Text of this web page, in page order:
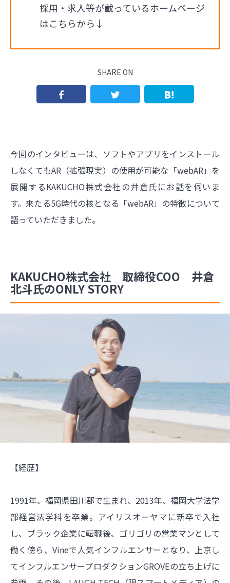
採用・求人等が載っているホームページ
はこちらから↓
SHARE ON
今回のインタビューは、ソフトやアプリをインストール
しなくてもAR（拡張現実）の使用が可能な「webAR」を
展開するKAKUCHO株式会社の井倉氏にお話を伺いま
す。来たる5G時代の核となる「webAR」の特徴について
語っていただきました。
KAKUCHO株式会社 取締役COO 井倉
北斗氏のONLY STORY
【経歴】
1991年、福岡県田川郡で生まれ、2013年、福岡大学法学
部経営法学科を卒業。アイリスオーヤマに新卒で入社
し、ブラック企業に転職後、ゴリゴリの営業マンとして
働く傍ら、Vineで人気インフルエンサーとなり、上京し
てインフルエンサープロダクションGROVEの立ち上げに